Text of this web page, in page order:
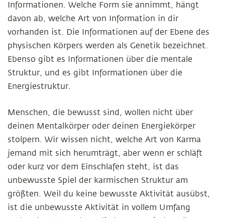
Informationen. Welche Form sie annimmt, hängt
davon ab, welche Art von Information in dir
vorhanden ist. Die Informationen auf der Ebene des
physischen Körpers werden als Genetik bezeichnet.
Ebenso gibt es Informationen über die mentale
Struktur, und es gibt Informationen über die
Energiestruktur.
Menschen, die bewusst sind, wollen nicht über
deinen Mentalkörper oder deinen Energiekörper
stolpern. Wir wissen nicht, welche Art von Karma
jemand mit sich herumträgt, aber wenn er schläft
oder kurz vor dem Einschlafen steht, ist das
unbewusste Spiel der karmischen Struktur am
größten. Weil du keine bewusste Aktivität ausübst,
ist die unbewusste Aktivität in vollem Umfang